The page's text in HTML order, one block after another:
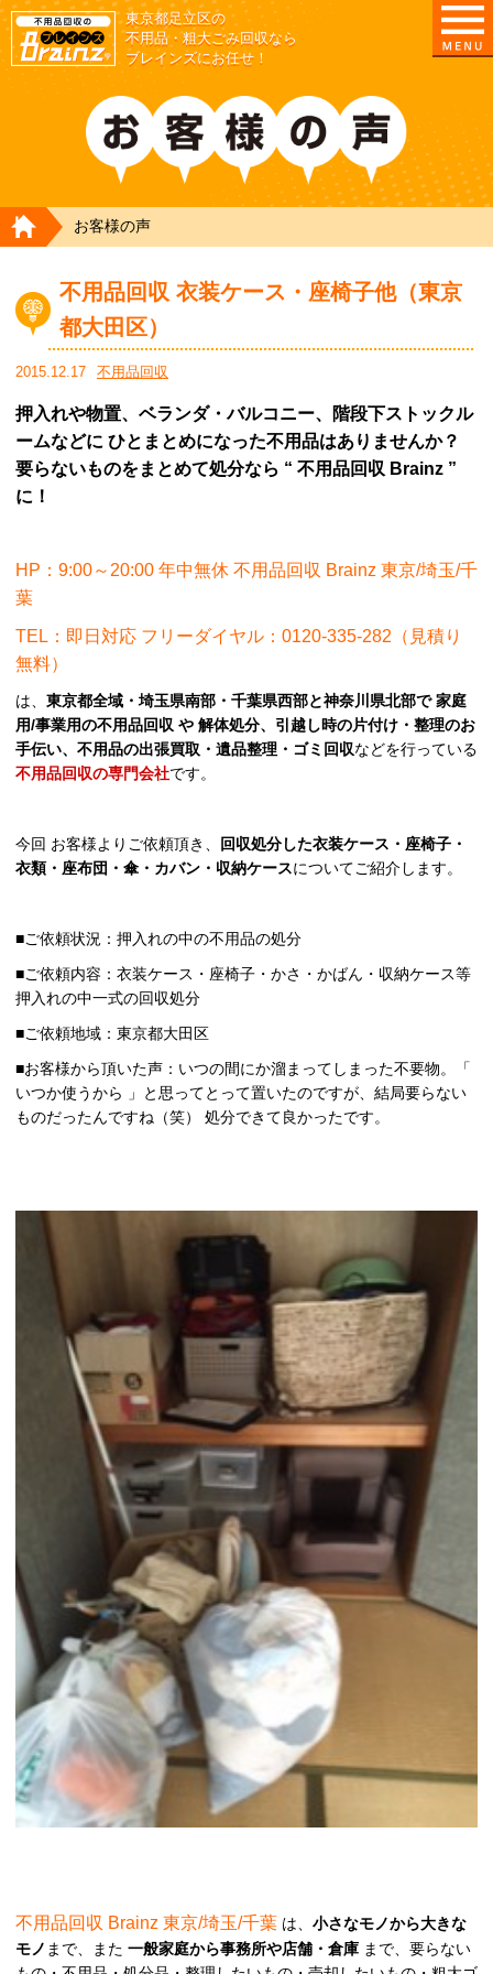
東京都足立区の
不用品・粗大ごみ回収なら
ブレインズにお任せ！
HOME
お客様の声
不用品回収 衣装ケース・座椅子他（東京
都大田区）
2015.12.17 不用品回収
押入れや物置、ベランダ・バルコニー、階段下ストックル
ームなどに ひとまとめになった不用品はありませんか？
要らないものをまとめて処分なら “ 不用品回収 Brainz ”
に！
HP：9:00～20:00 年中無休 不用品回収 Brainz 東京/埼玉/千
葉
TEL：即日対応 フリーダイヤル：0120-335-282（見積り
無料）
は、 東京都全域・埼玉県南部・千葉県西部と神奈川県北部で 家庭
用/事業用の不用品回収 や 解体処分、引越し時の片付け・整理のお
手伝い、不用品の出張買取・遺品整理・ゴミ回収などを行っている
不用品回収の専門会社です。
今回 お客様よりご依頼頂き、
回収処分した衣装ケース・座椅子・
衣類・座布団・傘・カバン・収納ケースについてご紹介します。
■ご依頼状況：押入れの中の不用品の処分
■ご依頼内容：衣装ケース・座椅子・かさ・かばん・収納ケース等
押入れの中一式の回収処分
■ご依頼地域：東京都大田区
■お客様から頂いた声：いつの間にか溜まってしまった不要物。「
いつか使うから 」と思ってとって置いたのですが、結局要らない
ものだったんですね（笑） 処分できて良かったです。
不用品回収 Brainz 東京/埼玉/千葉 は、 小さなモノから大きな
モノ まで、また 一般家庭から事務所や店舗・倉庫 まで、要らない